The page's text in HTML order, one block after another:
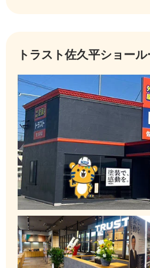
トラスト佐久平ショール